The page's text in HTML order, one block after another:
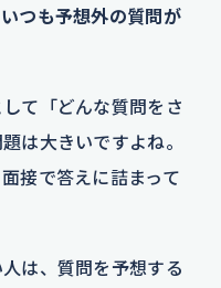
つも予想外の質問が
て「どんな質問をさ
は大きいですよね。
接で答えに詰まって
は、質問を予想する